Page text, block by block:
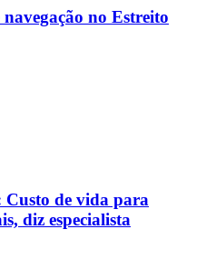
no Estreito
de vida para
diz especialista